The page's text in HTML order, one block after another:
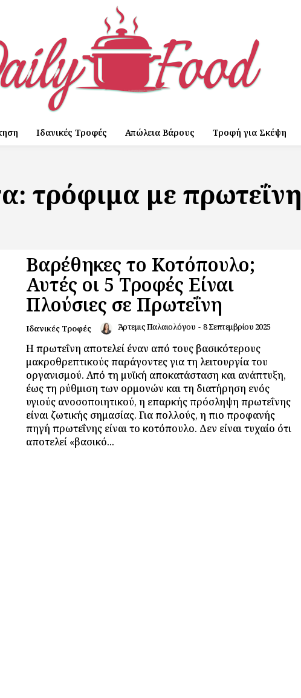
Ιδανικές Τροφές Απώλεια Βάρους Τροφή για Σκέψη
τρόφιμα με πρωτεΐνη
Βαρέθηκες το Κοτόπουλο;
Αυτές οι 5 Τροφές Είναι
Πλούσιες σε Πρωτεΐνη
Ιδανικές Τροφές Άρτεμις Παλαιολόγου - 8 Σεπτεμβρίου 2025
Η πρωτεΐνη αποτελεί έναν από τους βασικότερους
μακροθρεπτικούς παράγοντες για τη λειτουργία του
οργανισμού. Από τη μυϊκή αποκατάσταση και ανάπτυξη,
έως τη ρύθμιση των ορμονών και τη διατήρηση ενός
υγιούς ανοσοποιητικού, η επαρκής πρόσληψη πρωτεΐνης
είναι ζωτικής σημασίας. Για πολλούς, η πιο προφανής
πηγή πρωτεΐνης είναι το κοτόπουλο. Δεν είναι τυχαίο ότι
αποτελεί «βασικό...